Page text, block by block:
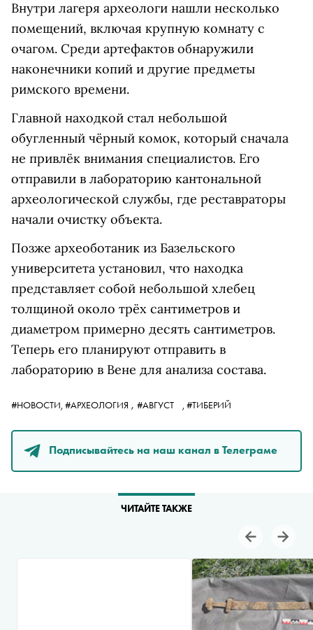
Внутри лагеря археологи нашли несколько
помещений, включая крупную комнату с
очагом. Среди артефактов обнаружили
наконечники копий и другие предметы
римского времени.
Главной находкой стал небольшой
обугленный чёрный комок, который сначала
не привлёк внимания специалистов. Его
отправили в лабораторию кантональной
археологической службы, где реставраторы
начали очистку объекта.
Позже археоботаник из Базельского
университета установил, что находка
представляет собой небольшой хлебец
толщиной около трёх сантиметров и
диаметром примерно десять сантиметров.
Теперь его планируют отправить в
лабораторию в Вене для анализа состава.
#НОВОСТИ, #АРХЕОЛОГИЯ , #АВГУСТ , #ТИБЕРИЙ
Подписывайтесь на наш канал в Телеграме
ЧИТАЙТЕ ТАКЖЕ